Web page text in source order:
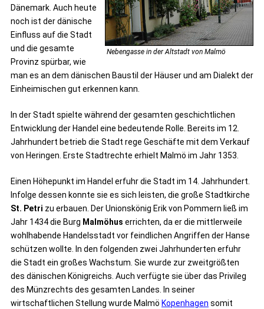
Nebengasse in der Altstadt von Malmö
Dänemark. Auch heute
noch ist der dänische
Einfluss auf die Stadt
und die gesamte
Provinz spürbar, wie
man es an dem dänischen Baustil der Häuser und am Dialekt der
Einheimischen gut erkennen kann.
In der Stadt spielte während der gesamten geschichtlichen
Entwicklung der Handel eine bedeutende Rolle. Bereits im 12.
Jahrhundert betrieb die Stadt rege Geschäfte mit dem Verkauf
von Heringen. Erste Stadtrechte erhielt Malmö im Jahr 1353.
Einen Höhepunkt im Handel erfuhr die Stadt im 14. Jahrhundert.
Infolge dessen konnte sie es sich leisten, die große Stadtkirche
St. Petri zu erbauen. Der Unionskönig Erik von Pommern ließ im
Jahr 1434 die Burg Malmöhus errichten, da er die mittlerweile
wohlhabende Handelsstadt vor feindlichen Angriffen der Hanse
schützen wollte. In den folgenden zwei Jahrhunderten erfuhr
die Stadt ein großes Wachstum. Sie wurde zur zweitgrößten
des dänischen Königreichs. Auch verfügte sie über das Privileg
des Münzrechts des gesamten Landes. In seiner
wirtschaftlichen Stellung wurde Malmö Kopenhagen somit